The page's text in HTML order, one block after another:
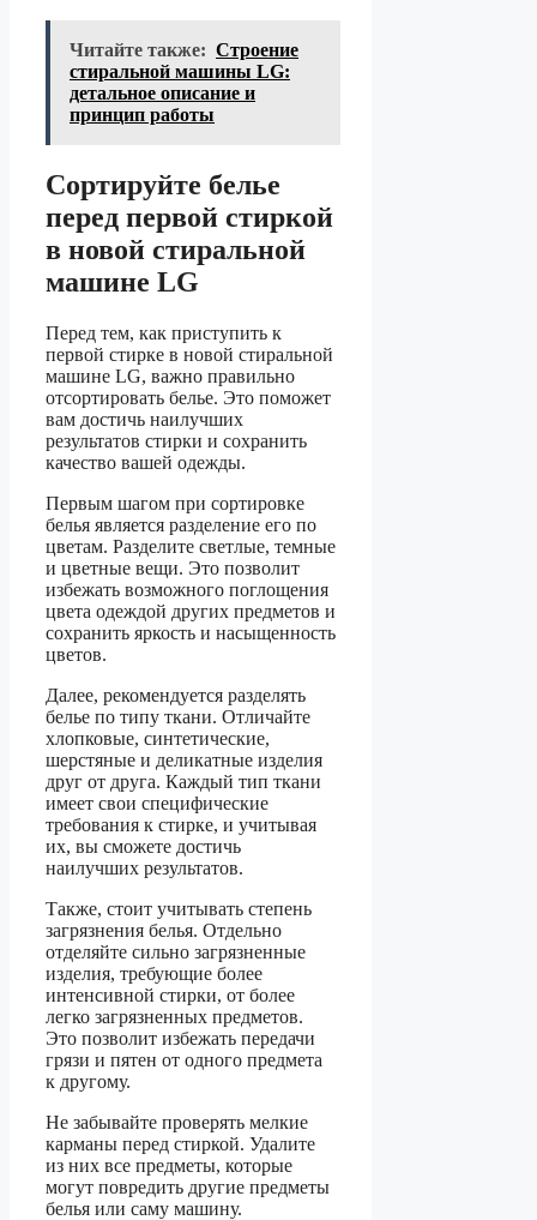
Читайте также: Строение
стиральной машины LG:
детальное описание и
принцип работы
Сортируйте белье
перед первой стиркой
в новой стиральной
машине LG
Перед тем, как приступить к
первой стирке в новой стиральной
машине LG, важно правильно
отсортировать белье. Это поможет
вам достичь наилучших
результатов стирки и сохранить
качество вашей одежды.
Первым шагом при сортировке
белья является разделение его по
цветам. Разделите светлые, темные
и цветные вещи. Это позволит
избежать возможного поглощения
цвета одеждой других предметов и
сохранить яркость и насыщенность
цветов.
Далее, рекомендуется разделять
белье по типу ткани. Отличайте
хлопковые, синтетические,
шерстяные и деликатные изделия
друг от друга. Каждый тип ткани
имеет свои специфические
требования к стирке, и учитывая
их, вы сможете достичь
наилучших результатов.
Также, стоит учитывать степень
загрязнения белья. Отдельно
отделяйте сильно загрязненные
изделия, требующие более
интенсивной стирки, от более
легко загрязненных предметов.
Это позволит избежать передачи
грязи и пятен от одного предмета
к другому.
Не забывайте проверять мелкие
карманы перед стиркой. Удалите
из них все предметы, которые
могут повредить другие предметы
белья или саму машину.